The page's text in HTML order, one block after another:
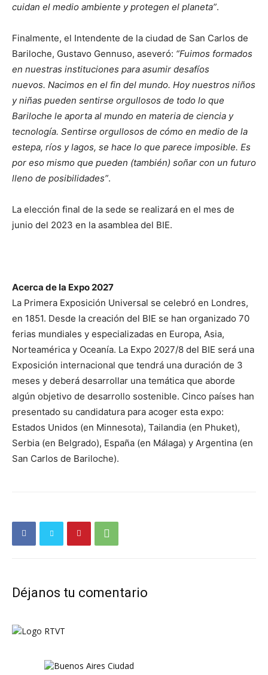
cuidan el medio ambiente y protegen el planeta”.
Finalmente, el Intendente de la ciudad de San Carlos de
Bariloche, Gustavo Gennuso, aseveró: “Fuimos formados
en nuestras instituciones para asumir desafíos
nuevos. Nacimos en el fin del mundo. Hoy nuestros niños
y niñas pueden sentirse orgullosos de todo lo que
Bariloche le aporta al mundo en materia de ciencia y
tecnología. Sentirse orgullosos de cómo en medio de la
estepa, ríos y lagos, se hace lo que parece imposible. Es
por eso mismo que pueden (también) soñar con un futuro
lleno de posibilidades”.
La elección final de la sede se realizará en el mes de
junio del 2023 en la asamblea del BIE.
Acerca de la Expo 2027
La Primera Exposición Universal se celebró en Londres,
en 1851. Desde la creación del BIE se han organizado 70
ferias mundiales y especializadas en Europa, Asia,
Norteamérica y Oceanía. La Expo 2027/8 del BIE será una
Exposición internacional que tendrá una duración de 3
meses y deberá desarrollar una temática que aborde
algún objetivo de desarrollo sostenible. Cinco países han
presentado su candidatura para acoger esta expo:
Estados Unidos (en Minnesota), Tailandia (en Phuket),
Serbia (en Belgrado), España (en Málaga) y Argentina (en
San Carlos de Bariloche).
Déjanos tu comentario